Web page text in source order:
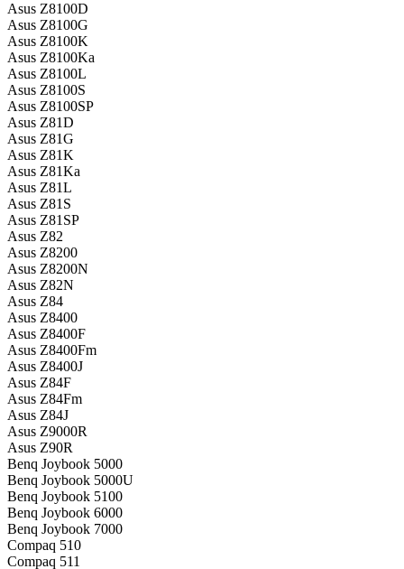
Asus Z8100D
Asus Z8100G
Asus Z8100K
Asus Z8100Ka
Asus Z8100L
Asus Z8100S
Asus Z8100SP
Asus Z81D
Asus Z81G
Asus Z81K
Asus Z81Ka
Asus Z81L
Asus Z81S
Asus Z81SP
Asus Z82
Asus Z8200
Asus Z8200N
Asus Z82N
Asus Z84
Asus Z8400
Asus Z8400F
Asus Z8400Fm
Asus Z8400J
Asus Z84F
Asus Z84Fm
Asus Z84J
Asus Z9000R
Asus Z90R
Benq Joybook 5000
Benq Joybook 5000U
Benq Joybook 5100
Benq Joybook 6000
Benq Joybook 7000
Compaq 510
Compaq 511